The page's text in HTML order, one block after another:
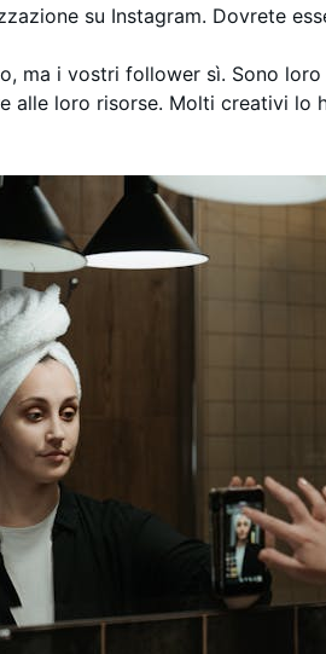
su Instagram. Dovrete
ma i vostri follower sì. Sono
alle loro risorse. Molti creativi lo